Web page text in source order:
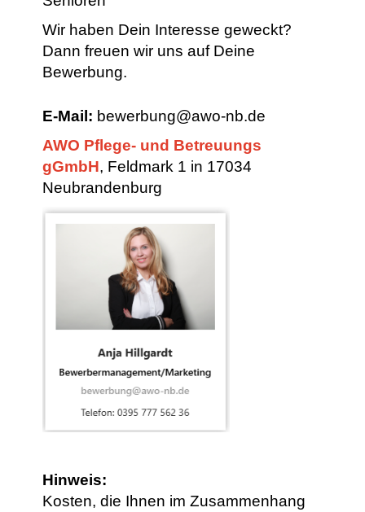
Wir haben Dein Interesse geweckt?
Dann freuen wir uns auf Deine
Bewerbung.
E-Mail: bewerbung@awo-nb.de
AWO Pflege- und Betreuungs
gGmbH, Feldmark 1 in 17034
Neubrandenburg
Hinweis:
Kosten, die Ihnen im Zusammenhang